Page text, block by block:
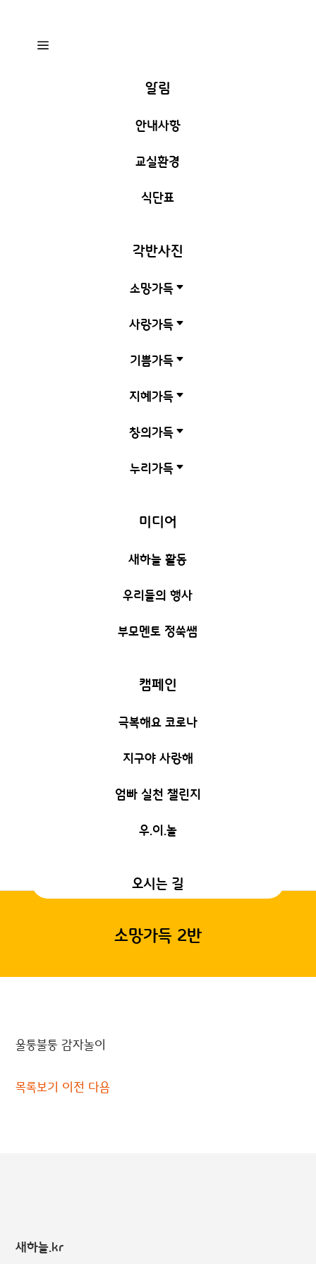
a
알림
안내사항
교실환경
식단표
각반사진
소망가득C
사랑가득 C
기쁨가득C
지혜가득 C
창의가득 C
누리가득C
미디어
새하늘 활동
우리들의 행사
부모멘토 정쑥쌤
캠페인
극복해요 코로나
지구야 사랑해
엄빠 실천 챌린지
우.이.놀
오시는 길
소망가득 2반
울퉁불퉁 감자놀이
목록보기 이전 다음
새하늘.kr